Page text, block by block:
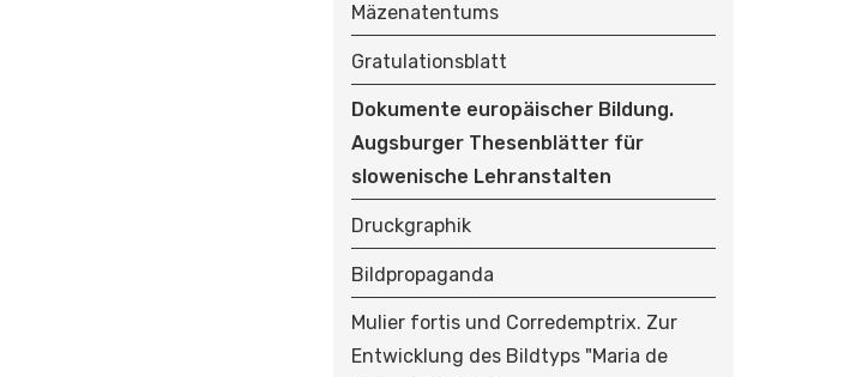
Mäzenatentums
Gratulationsblatt
Dokumente europäischer Bildung.
Augsburger Thesenblätter für
slowenische Lehranstalten
Druckgraphik
Bildpropaganda
Mulier fortis und Corredemptrix. Zur
Entwicklung des Bildtyps "Maria de